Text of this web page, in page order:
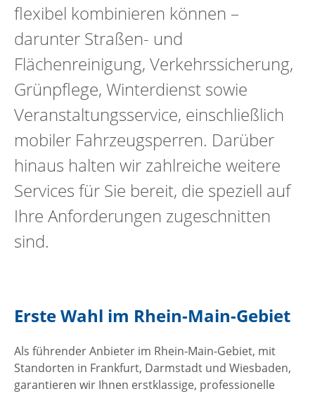
flexibel kombinieren können –
darunter Straßen- und
Flächenreinigung, Verkehrssicherung,
Grünpflege, Winterdienst sowie
Veranstaltungsservice, einschließlich
mobiler Fahrzeugsperren. Darüber
hinaus halten wir zahlreiche weitere
Services für Sie bereit, die speziell auf
Ihre Anforderungen zugeschnitten
sind.
Erste Wahl im Rhein-Main-Gebiet
Als führender Anbieter im Rhein-Main-Gebiet, mit
Standorten in Frankfurt, Darmstadt und Wiesbaden,
garantieren wir Ihnen erstklassige, professionelle